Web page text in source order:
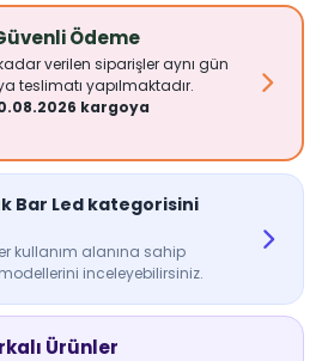
Ödeme
verilen siparişler aynı gün
teslimatı yapılmaktadır.
kargoya
Bar Led kategorisini
kullanım alanına sahip
inceleyebilirsiniz.
Ürünler